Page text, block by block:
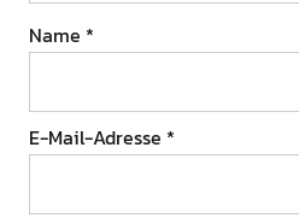
Name *
E-Mail-Adresse *